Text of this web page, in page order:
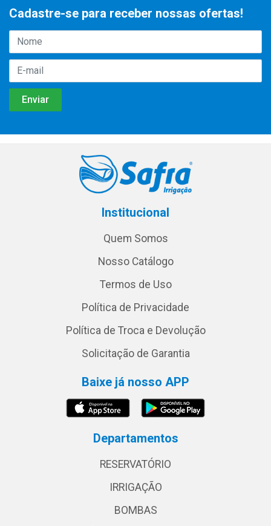
Cadastre-se para receber nossas ofertas!
Institucional
Quem Somos
Nosso Catálogo
Termos de Uso
Política de Privacidade
Política de Troca e Devolução
Solicitação de Garantia
Baixe já nosso APP
Departamentos
RESERVATÓRIO
IRRIGAÇÃO
BOMBAS